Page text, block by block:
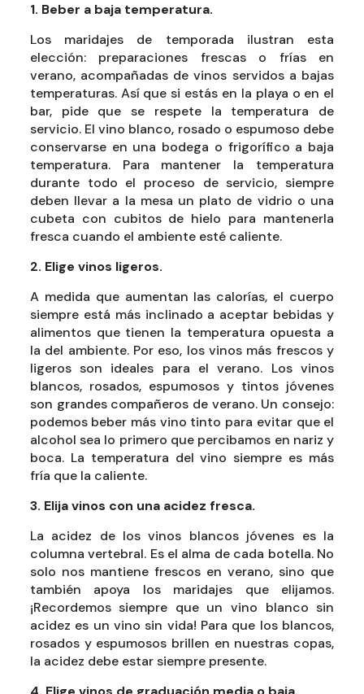
1. Beber a baja temperatura.
Los maridajes de temporada ilustran esta
elección: preparaciones frescas o frías en
verano, acompañadas de vinos servidos a bajas
temperaturas. Así que si estás en la playa o en el
bar, pide que se respete la temperatura de
servicio. El vino blanco, rosado o espumoso debe
conservarse en una bodega o frigorífico a baja
temperatura. Para mantener la temperatura
durante todo el proceso de servicio, siempre
deben llevar a la mesa un plato de vidrio o una
cubeta con cubitos de hielo para mantenerla
fresca cuando el ambiente esté caliente.
2. Elige vinos ligeros.
A medida que aumentan las calorías, el cuerpo
siempre está más inclinado a aceptar bebidas y
alimentos que tienen la temperatura opuesta a
la del ambiente. Por eso, los vinos más frescos y
ligeros son ideales para el verano. Los vinos
blancos, rosados, espumosos y tintos jóvenes
son grandes compañeros de verano. Un consejo:
podemos beber más vino tinto para evitar que el
alcohol sea lo primero que percibamos en nariz y
boca. La temperatura del vino siempre es más
fría que la caliente.
3. Elija vinos con una acidez fresca.
La acidez de los vinos blancos jóvenes es la
columna vertebral. Es el alma de cada botella. No
solo nos mantiene frescos en verano, sino que
también apoya los maridajes que elijamos.
¡Recordemos siempre que un vino blanco sin
acidez es un vino sin vida! Para que los blancos,
rosados ​​y espumosos brillen en nuestras copas,
la acidez debe estar siempre presente.